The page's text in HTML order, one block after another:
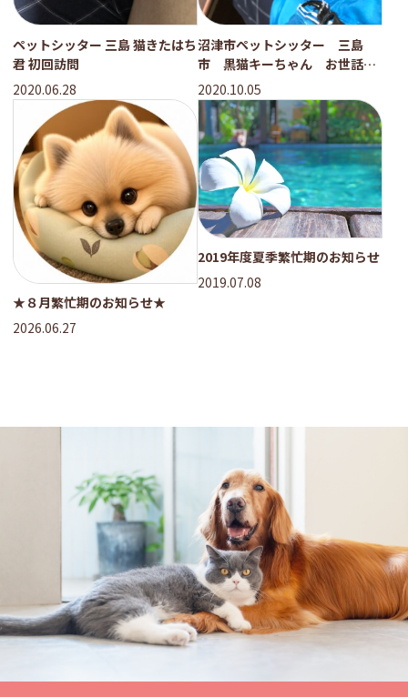
ペットシッター 三島 猫きたはち
君 初回訪問
2020.06.28
沼津市ペットシッター 三島
市 黒猫キーちゃん お世話の
様子
2020.10.05
★８月繁忙期のお知らせ★
2026.06.27
2019年度夏季繁忙期のお知らせ
2019.07.08